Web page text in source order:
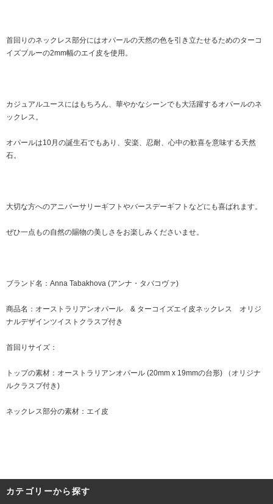
首回りのネックレス部分にはオパールの天然の色を引き立たせるためのターコ
イズブルーの2mm幅のエイ皮を使用。
カジュアルユースにはもちろん、華やかなシーンでも大活躍するオパールのネ
ックレス。
オパールは10月の誕生石でもあり、安楽、忍耐、心中の歓喜を意味する天然
石。
大切な方へのアニバーサリーギフトやバースデーギフトなどにも喜ばれます。
ぜひ一点もの自然の賜物の美しさをお楽しみくださいませ。
ブランド名：Anna Tabakhova (アンナ・タバコヴァ)
商品名：オーストラリアンオパール & ターコイズエイ皮ネックレス オリジ
ナルデザインツイストクラスプ付き
首回りサイズ：
トップの素材：オーストラリアンオパール (20mm x 19mmの台形) （オリジナ
ルクラスプ付き)
ネックレス部分の素材：エイ皮
カテゴリーから探す